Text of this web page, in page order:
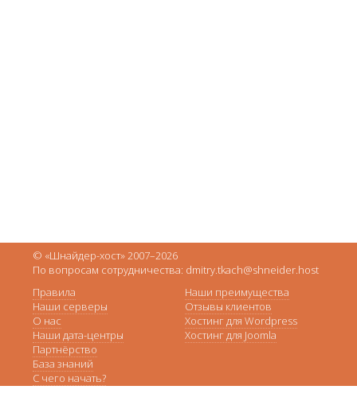
© «Шнайдер-хост» 2007–2026
По вопросам сотрудничества: dmitry.tkach@shneider.host
Правила
Наши серверы
О нас
Наши дата-центры
Партнёрство
База знаний
С чего начать?
Наши преимущества
Отзывы клиентов
Хостинг для Wordpress
Хостинг для Joomla